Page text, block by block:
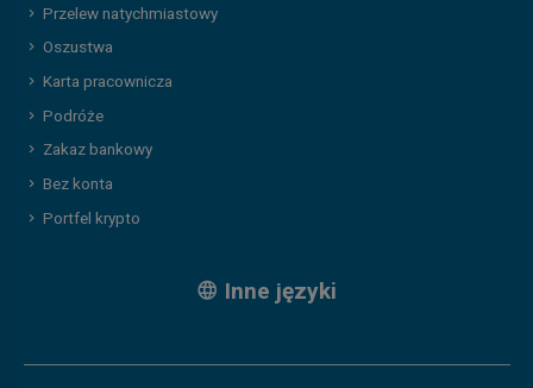
Przelew natychmiastowy
Oszustwa
Karta pracownicza
Podróże
Zakaz bankowy
Bez konta
Portfel krypto
Inne języki